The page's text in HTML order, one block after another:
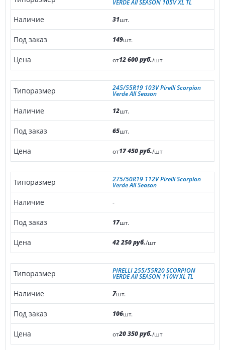
VERDE All SEASON 105V XL TL
31шт.
149шт.
от12 600 руб./шт
245/55R19 103V Pirelli Scorpion
Verde All Season
12шт.
65шт.
от17 450 руб./шт
275/50R19 112V Pirelli Scorpion
Verde All Season
-
17шт.
42 250 руб./шт
PIRELLI 255/55R20 SCORPION
VERDE All SEASON 110W XL TL
7шт.
106шт.
от20 350 руб./шт